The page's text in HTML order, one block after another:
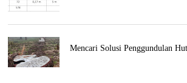
Mencari Solusi Penggundulan